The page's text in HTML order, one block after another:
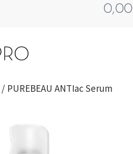
0,00
/ PUREBEAU ANTIac Serum